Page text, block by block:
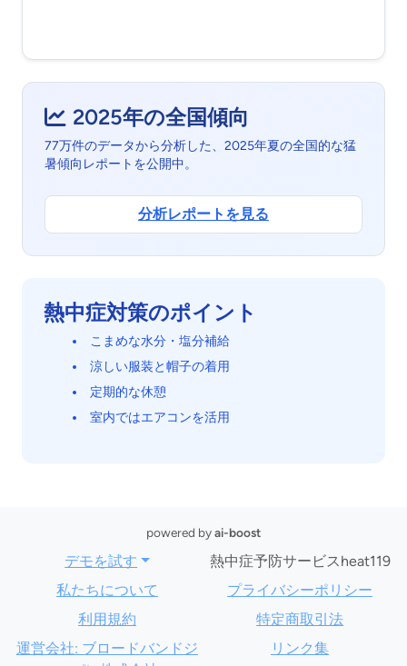
2025年の全国傾向
77万件のデータから分析した、2025年夏の全国的な猛
暑傾向レポートを公開中。
分析レポートを見る
熱中症対策のポイント
こまめな水分・塩分補給
涼しい服装と帽子の着用
定期的な休憩
室内ではエアコンを活用
powered byai-boost
デモを試す
熱中症予防サービスheat119
私たちについて
プライバシーポリシー
利用規約
特定商取引法
運営会社: ブロードバンドジ
リンク集